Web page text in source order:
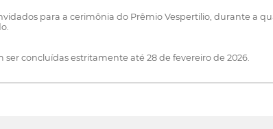
para a cerimônia do Prêmio Vespertilio, durante a
concluídas estritamente até 28 de fevereiro de 2026.